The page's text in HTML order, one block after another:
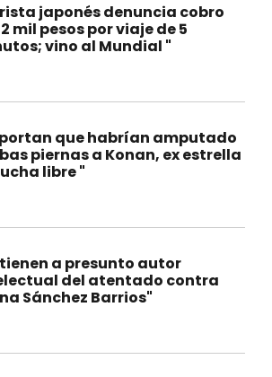
japonés denuncia cobro
mil pesos por viaje de 5
vino al Mundial "
que habrían amputado
piernas a Konan, ex estrella
libre "
a presunto autor
del atentado contra
Sánchez Barrios"